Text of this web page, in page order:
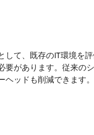
して、既存のIT環境を
要があります。従来の
ッドも削減できます。